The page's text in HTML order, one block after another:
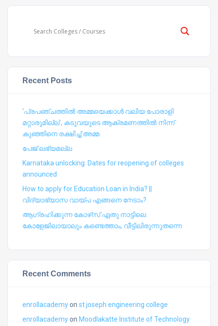
Recent Posts
‘പ്രപഞ്ചത്തില്‍ അമ്മയെക്കാള്‍ വലിയ പോരാളി
മറ്റാരുമില്ല’, കടുവയുടെ ആക്രമണത്തില്‍ നിന്ന്
കുഞ്ഞിനെ രക്ഷിച്ച് അമ്മ
പേജ് ലഭ്യമല്ല
Karnataka unlocking: Dates for reopening of colleges
announced
How to apply for Education Loan in India? ||
വിദ്യാഭ്യാസ വായ്പ എങ്ങനെ നേടാം?
ആഗ്രഹിക്കുന്ന കോഴ്‍സ് ഏതു നാട്ടിലെ
കോളേജിലായാലും കണ്ടെത്താം, വീട്ടിലിരുന്നുതന്നെ
Recent Comments
enrollacademyon st joseph engineering college
enrollacademyon Moodlakatte Institute of Technology